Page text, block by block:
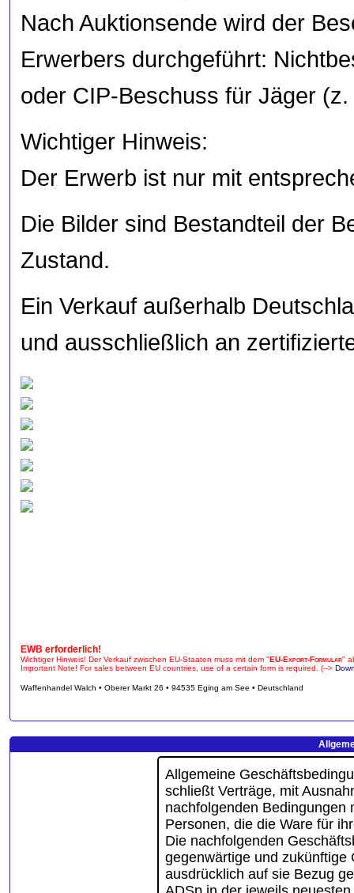
Nach Auktionsende wird der
Erwerbers durchgeführt:
oder CIP-Beschuss für Jäger
Wichtiger Hinweis:
Der Erwerb ist nur mit
Die Bilder sind Bestandteil der
Zustand.
Ein Verkauf außerhalb
und ausschließlich an
EWB erforderlich!
Wichtiger Hinweis! Der Verkauf zwischen EU-Staaten muss mit dem "EU-Export-Formular"
Important Note! For sales between EU countries, use of a certain form is required. (-->
Waffenhandel Walch • Oberer Markt 26 • 94535 Eging am See • Deutschland